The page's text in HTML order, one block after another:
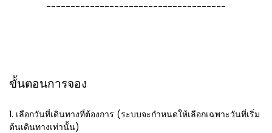
-------------------------------------
ขั้นตอนการจอง
1. เลือกวันที่เดินทางที่ต้องการ (ระบบจะกำหนดให้เลือกเฉพาะวันที่เริ่ม
ต้นเดินทางเท่านั้น)